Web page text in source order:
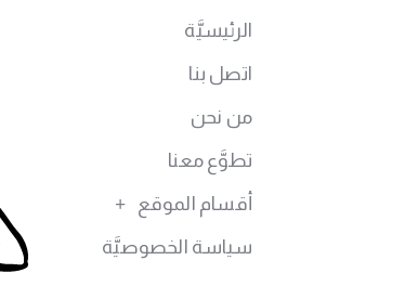
الرئيسيَّة
اتصل بنا
من نحن
تطوَّع معنا
أقسام الموقع
سياسة الخصوصيَّة